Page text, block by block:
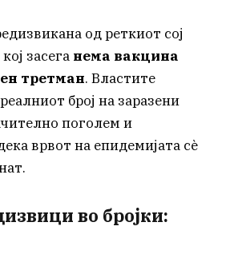
од реткиот сој
кој засега нема вакцина
третман. Властите
број на заразени
поголем и
врвот на епидемијата сè
во бројки: